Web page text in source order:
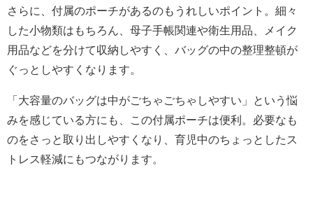
さらに、付属のポーチがあるのもうれしいポイント。細々
した小物類はもちろん、母子手帳関連や衛生用品、メイク
用品などを分けて収納しやすく、バッグの中の整理整頓が
ぐっとしやすくなります。
「大容量のバッグは中がごちゃごちゃしやすい」という悩
みを感じている方にも、この付属ポーチは便利。必要なも
のをさっと取り出しやすくなり、育児中のちょっとしたス
トレス軽減にもつながります。